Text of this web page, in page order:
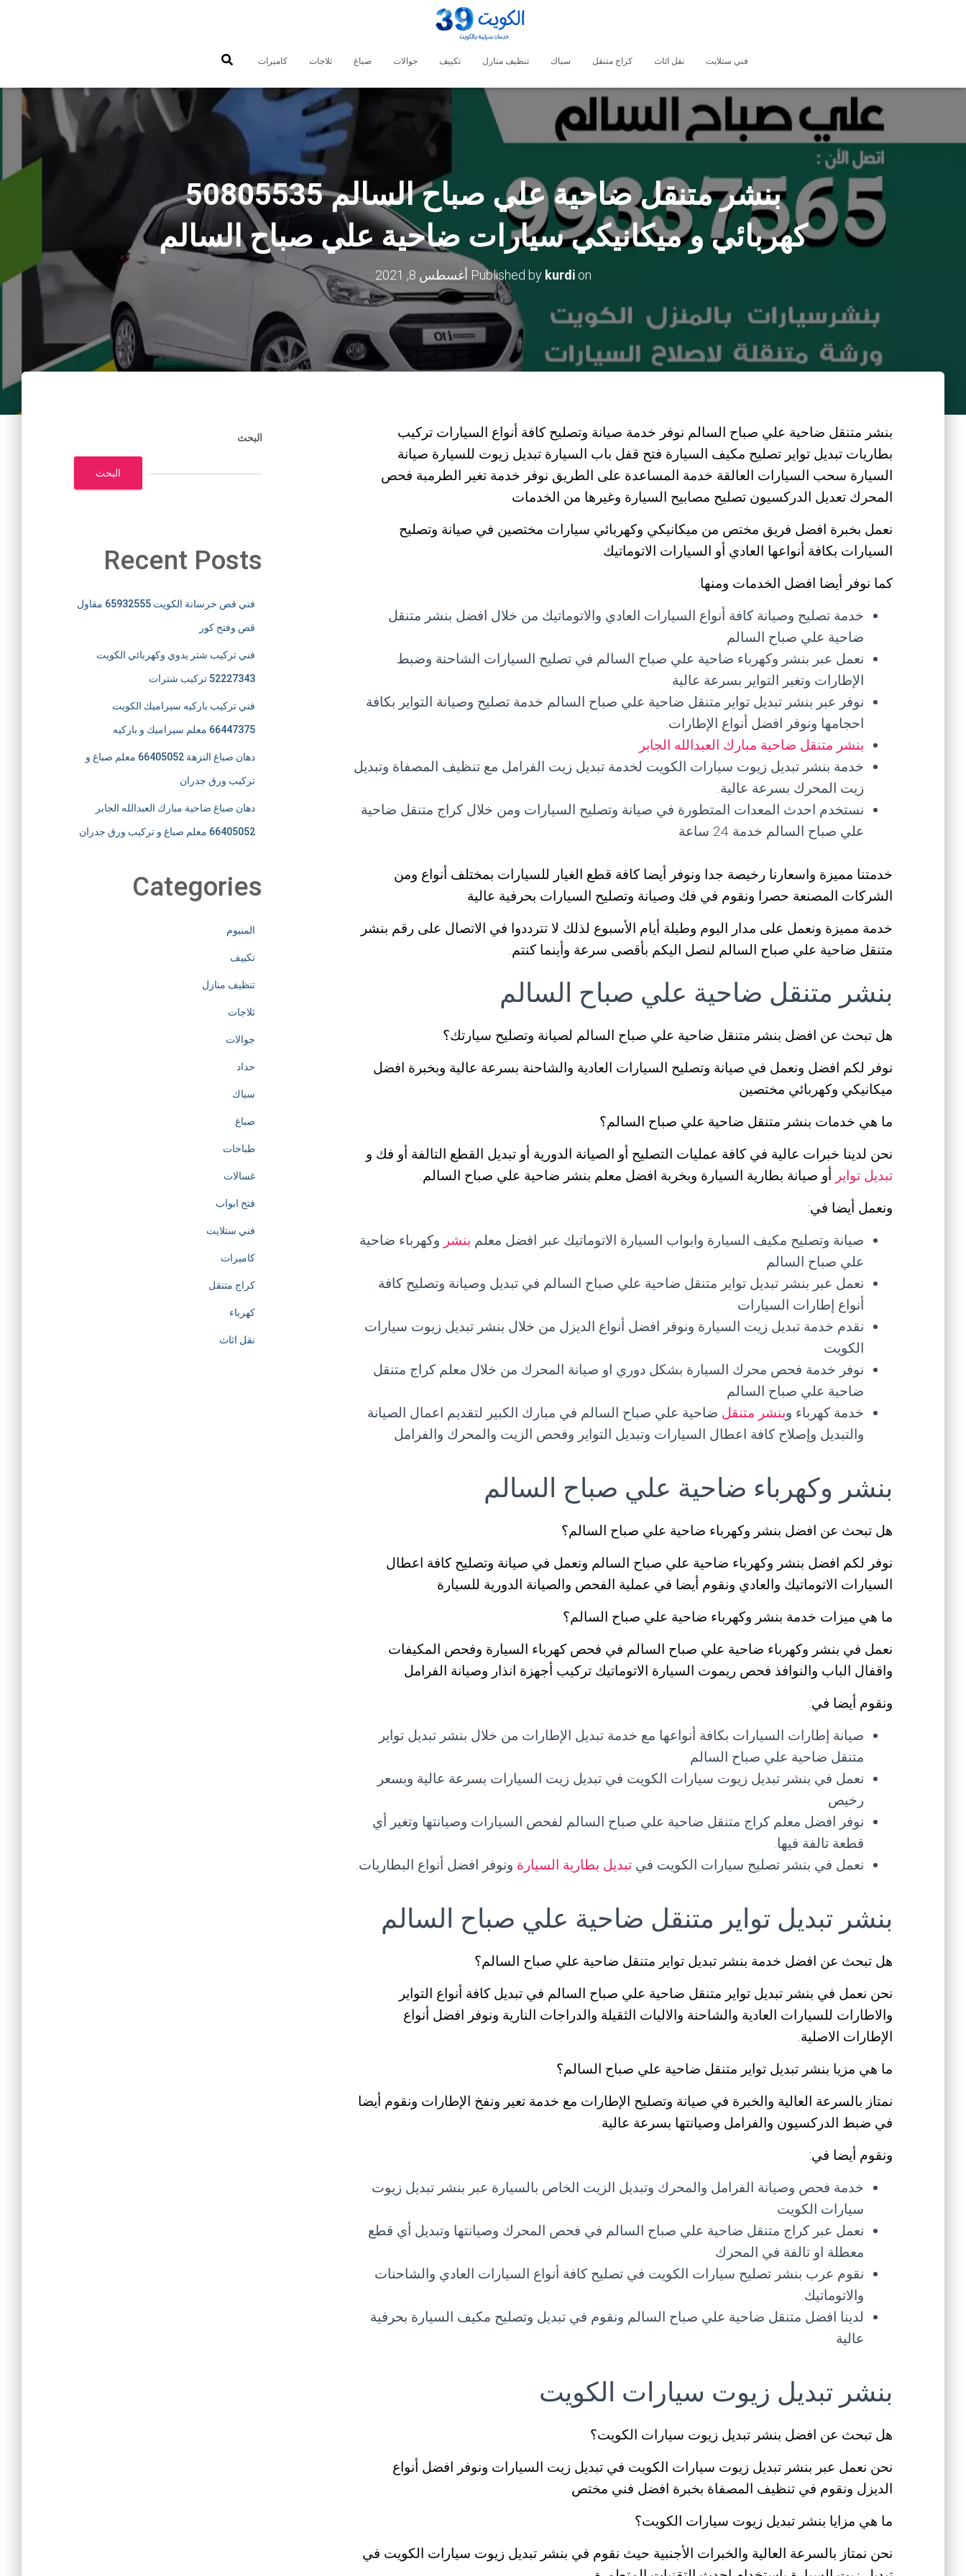
فني ستلايت نقل اثاث كراج متنقل سباك تنظيف منازل تكييف جوالات صباغ ثلاجات كاميرات
بنشر متنقل ضاحية علي صباح السالم 50805535‬
كهربائي و ميكانيكي سيارات ضاحية علي صباح السالم
Published by kurdion أغسطس 8, 2021
بنشر متنقل ضاحية علي صباح السالم نوفر خدمة صيانة وتصليح كافة أنواع السيارات تركيب
بطاريات تبديل تواير تصليح مكيف السيارة فتح قفل باب السيارة تبديل زيوت للسيارة صيانة
السيارة سحب السيارات العالقة خدمة المساعدة على الطريق نوفر خدمة تغير الطرمبة فحص
المحرك تعديل الدركسيون تصليح مصابيح السيارة وغيرها من الخدمات
نعمل بخبرة افضل فريق مختص من ميكانيكي وكهربائي سيارات مختصين في صيانة وتصليح
السيارات بكافة أنواعها العادي أو السيارات الاتوماتيك.
كما نوفر أيضا افضل الخدمات ومنها:
خدمة تصليح وصيانة كافة أنواع السيارات العادي والاتوماتيك من خلال افضل بنشر متنقل
ضاحية علي صباح السالم
نعمل عبر بنشر وكهرباء ضاحية علي صباح السالم في تصليح السيارات الشاحنة وضبط
الإطارات وتغير التواير بسرعة عالية
نوفر عبر بنشر تبديل تواير متنقل ضاحية علي صباح السالم خدمة تصليح وصيانة التواير بكافة
احجامها ونوفر افضل أنواع الإطارات.
بنشر متنقل ضاحية مبارك العبدالله الجابر
خدمة بنشر تبديل زيوت سيارات الكويت لخدمة تبديل زيت الفرامل مع تنظيف المصفاة وتبديل
زيت المحرك بسرعة عالية.
نستخدم احدث المعدات المتطورة في صيانة وتصليح السيارات ومن خلال كراج متنقل ضاحية
علي صباح السالم خدمة 24 ساعة
خدمتنا مميزة واسعارنا رخيصة جدا ونوفر أيضا كافة قطع الغيار للسيارات بمختلف أنواع ومن
الشركات المصنعة حصرا ونقوم في فك وصيانة وتصليح السيارات بحرفية عالية
خدمة مميزة ونعمل على مدار اليوم وطيلة أيام الأسبوع لذلك لا تترددوا في الاتصال على رقم بنشر
متنقل ضاحية علي صباح السالم لنصل اليكم بأقصى سرعة وأينما كنتم.
بنشر متنقل ضاحية علي صباح السالم
هل تبحث عن افضل بنشر متنقل ضاحية علي صباح السالم لصيانة وتصليح سيارتك؟
نوفر لكم افضل ونعمل في صيانة وتصليح السيارات العادية والشاحنة بسرعة عالية وبخبرة افضل
ميكانيكي وكهربائي مختصين
ما هي خدمات بنشر متنقل ضاحية علي صباح السالم؟
نحن لدينا خبرات عالية في كافة عمليات التصليح أو الصيانة الدورية أو تبديل القطع التالفة أو فك و
تبديل تواير أو صيانة بطارية السيارة وبخربة افضل معلم بنشر ضاحية علي صباح السالم.
ونعمل أيضا في:
صيانة وتصليح مكيف السيارة وابواب السيارة الاتوماتيك عبر افضل معلم بنشر وكهرباء ضاحية
علي صباح السالم
نعمل عبر بنشر تبديل تواير متنقل ضاحية علي صباح السالم في تبديل وصيانة وتصليح كافة
أنواع إطارات السيارات
نقدم خدمة تبديل زيت السيارة ونوفر افضل أنواع الديزل من خلال بنشر تبديل زيوت سيارات
الكويت
نوفر خدمة فحص محرك السيارة بشكل دوري او صيانة المحرك من خلال معلم كراج متنقل
ضاحية علي صباح السالم
خدمة كهرباء وبنشر متنقل ضاحية علي صباح السالم في مبارك الكبير لتقديم اعمال الصيانة
والتبديل وإصلاح كافة اعطال السيارات وتبديل التواير وفحص الزيت والمحرك والفرامل
بنشر وكهرباء ضاحية علي صباح السالم
هل تبحث عن افضل بنشر وكهرباء ضاحية علي صباح السالم؟
نوفر لكم افضل بنشر وكهرباء ضاحية علي صباح السالم ونعمل في صيانة وتصليح كافة اعطال
السيارات الاتوماتيك والعادي ونقوم أيضا في عملية الفحص والصيانة الدورية للسيارة
ما هي ميزات خدمة بنشر وكهرباء ضاحية علي صباح السالم؟
نعمل في بنشر وكهرباء ضاحية علي صباح السالم في فحص كهرباء السيارة وفحص المكيفات
واقفال الباب والنوافذ فحص ريموت السيارة الاتوماتيك تركيب أجهزة انذار وصيانة الفرامل
ونقوم أيضا في:
صيانة إطارات السيارات بكافة أنواعها مع خدمة تبديل الإطارات من خلال بنشر تبديل تواير
متنقل ضاحية علي صباح السالم
نعمل في بنشر تبديل زيوت سيارات الكويت في تبديل زيت السيارات بسرعة عالية وبسعر
رخيص
نوفر افضل معلم كراج متنقل ضاحية علي صباح السالم لفحص السيارات وصيانتها وتغير أي
قطعة تالفة فيها.
نعمل في بنشر تصليح سيارات الكويت في تبديل بطارية السيارة ونوفر افضل أنواع البطاريات.
بنشر تبديل تواير متنقل ضاحية علي صباح السالم
هل تبحث عن افضل خدمة بنشر تبديل تواير متنقل ضاحية علي صباح السالم؟
نحن نعمل في بنشر تبديل تواير متنقل ضاحية علي صباح السالم في تبديل كافة أنواع التواير
والاطارات للسيارات العادية والشاحنة والاليات الثقيلة والدراجات النارية ونوفر افضل أنواع
الإطارات الاصلية.
ما هي مزيا بنشر تبديل تواير متنقل ضاحية علي صباح السالم؟
نمتاز بالسرعة العالية والخبرة في صيانة وتصليح الإطارات مع خدمة تعير ونفخ الإطارات ونقوم أيضا
في ضبط الدركسيون والفرامل وصيانتها بسرعة عالية.
ونقوم أيضا في:
خدمة فحص وصيانة الفرامل والمحرك وتبديل الزيت الخاص بالسيارة عبر بنشر تبديل زيوت
سيارات الكويت
نعمل عبر كراج متنقل ضاحية علي صباح السالم في فحص المحرك وصيانتها وتبديل أي قطع
معطلة او تالفة في المحرك
نقوم عرب بنشر تصليح سيارات الكويت في تصليح كافة أنواع السيارات العادي والشاحنات
والاتوماتيك.
لدينا افضل متنقل ضاحية علي صباح السالم ونقوم في تبديل وتصليح مكيف السيارة بحرفية
عالية
بنشر تبديل زيوت سيارات الكويت
هل تبحث عن افضل بنشر تبديل زيوت سيارات الكويت؟
نحن نعمل عبر بنشر تبديل زيوت سيارات الكويت في تبديل زيت السيارات ونوفر افضل أنواع
الديزل ونقوم في تنظيف المصفاة بخبرة افضل فني مختص
ما هي مزايا بنشر تبديل زيوت سيارات الكويت؟
نحن نمتاز بالسرعة العالية والخبرات الأجنبية حيث نقوم في بنشر تبديل زيوت سيارات الكويت في
البحث
البحث
Recent Posts
فني قص خرسانة الكويت 65932555 مقاول
قص وفتح كور
فني تركيب شتر يدوي وكهربائي الكويت
52227343 تركيب شترات
فني تركيب باركيه سيراميك الكويت
66447375 معلم سيراميك و باركيه
دهان صباغ النزهة 66405052 معلم صباغ و
تركيب ورق جدران
دهان صباغ ضاحية مبارك العبدالله الجابر
66405052 معلم صباغ و تركيب ورق جدران
Categories
المنيوم
تكييف
تنظيف منازل
ثلاجات
جوالات
حداد
سباك
صباغ
طباخات
غسالات
فتح ابواب
فني ستلايت
كاميرات
كراج متنقل
كهرباء
نقل اثاث